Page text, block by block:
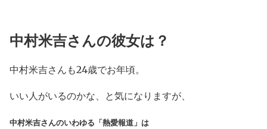
中村米吉さんの彼女は？
中村米吉さんも24歳でお年頃。
いい人がいるのかな、と気になりますが、
中村米吉さんのいわゆる「熱愛報道」は